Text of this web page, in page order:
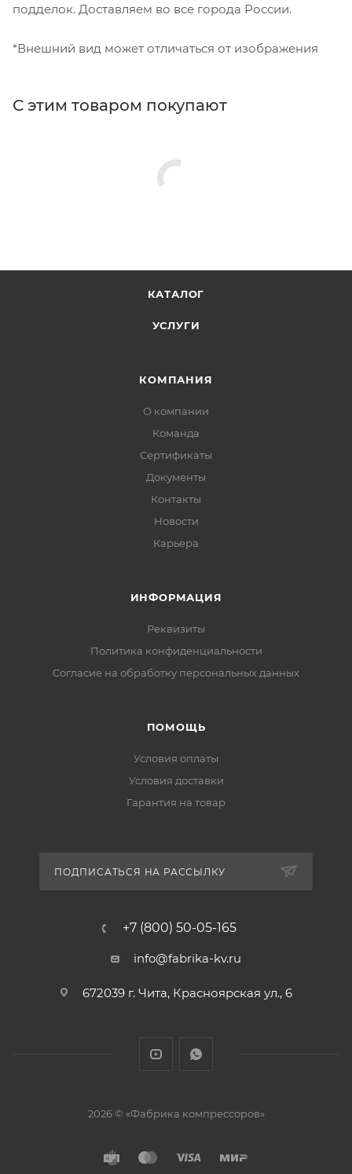
подделок. Доставляем во все города России.
*Внешний вид может отличаться от изображения
С этим товаром покупают
КАТАЛОГ
УСЛУГИ
КОМПАНИЯ
О компании
Команда
Сертификаты
Документы
Контакты
Новости
Карьера
ИНФОРМАЦИЯ
Реквизиты
Политика конфиденциальности
Cогласие на обработку персональных данных
ПОМОЩЬ
Условия оплаты
Условия доставки
Гарантия на товар
ПОДПИСАТЬСЯ НА РАССЫЛКУ
+7 (800) 50-05-165
info@fabrika-kv.ru
672039 г. Чита, Красноярская ул., 6
2026 © «Фабрика компрессоров»